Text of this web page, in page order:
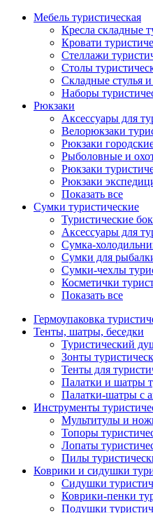
Мебель туристическая
Кресла складные
Кровати
Стеллажи
Столы
Складные стулья
Наборы
Рюкзаки
Аксессуары для
Велорюкзаки
Рюкзаки
Рыболовные и
Рюкзаки
Рюкзаки
Показать все
Сумки туристические
Туристические
Аксессуары для
Сумка-
Сумки для
Сумки-чехлы
Косметички
Показать все
Гермоупаковка
Тенты, шатры, беседки
Туристический
Зонты
Тенты для
Палатки и шатры
Палатки-шатры с
Инструменты
Мультитулы и
Топоры
Лопаты
Пилы
Коврики и сидушки
Сидушки
Коврики-пенки
Подушки